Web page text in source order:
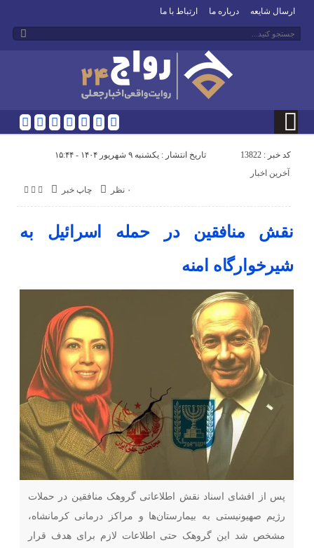
ارسال شایعه درباره ما ارتباط با ما
کد خبر : 13822 تاریخ انتشار : یکشنبه ۹ شهریور ۱۴۰۴ - ۱۵:۴۴
چاپ خبر ۰ نظر
آخرین اخبار
نقش منافقین در حمله اسرائیل به
شیرخوارگاه امنه
پس از افشای اسناد نقش اطلاعاتی گروهک منافقین در حملات
رژیم صهیونیستی به بیمارستان‌ها و مراکز درمانی کرمانشاه،
مشخص شد این گروهک حتی اطلاعات لازم برای هدف قرار